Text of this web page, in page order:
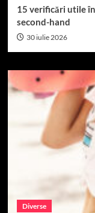
15 verificări utile
second-hand
30 iulie 2026
Diverse